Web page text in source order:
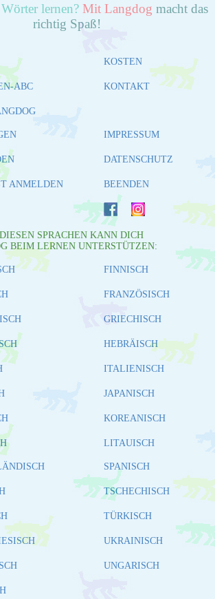
lernen? Mit Langdog macht das
richtig Spaß!
ABC
KOSTEN
KONTAKT
ANMELDEN
IMPRESSUM
DATENSCHUTZ
BEENDEN
SPRACHEN KANN DICH
BEIM LERNEN UNTERSTÜTZEN:
FINNISCH
FRANZÖSISCH
GRIECHISCH
HEBRÄISCH
ITALIENISCH
JAPANISCH
KOREANISCH
LITAUISCH
SPANISCH
TSCHECHISCH
TÜRKISCH
UKRAINISCH
UNGARISCH